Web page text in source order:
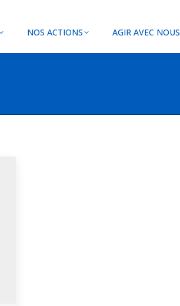
NOS ACTIONS AGIR AVEC NOUS